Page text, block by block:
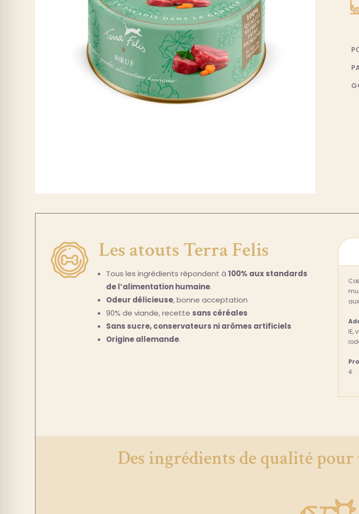
Les atouts Terra Felis
Tous les ingrédients répondent à 100% aux standards
de l’alimentation humaine.
Odeur délicieuse, bonne acceptation
90% de viande, recette sans céréales
Sans sucre, conservateurs ni arômes artificiels
Origine allemande.
IE,
4.
Des ingrédients de qualité